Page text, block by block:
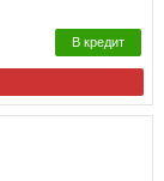
В кредит